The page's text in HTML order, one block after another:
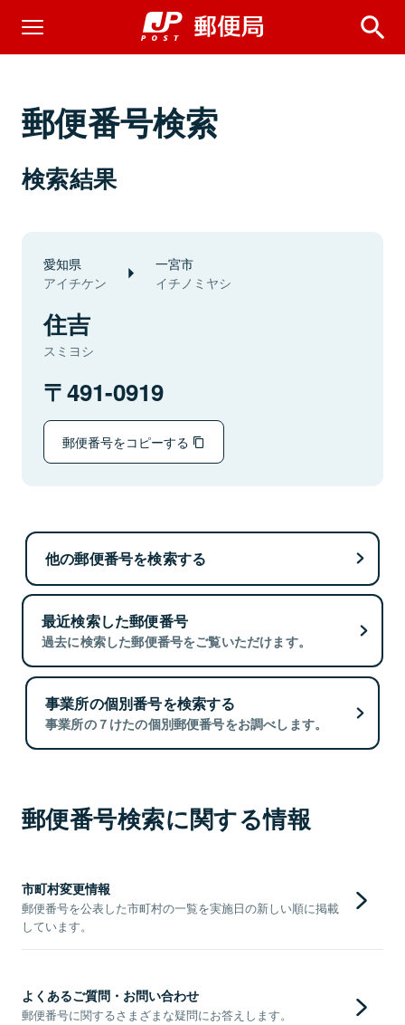
郵便番号検索
検索結果
愛知県
アイチケン
一宮市
イチノミヤシ
住吉
スミヨシ
491-0919
郵便番号をコピーする
他の郵便番号を検索する
最近検索した郵便番号
過去に検索した郵便番号をご覧いただけます。
事業所の個別番号を検索する
事業所の７けたの個別郵便番号をお調べします。
郵便番号検索に関する情報
市町村変更情報
郵便番号を公表した市町村の一覧を実施日の新しい順に掲載
しています。
よくあるご質問・お問い合わせ
郵便番号に関するさまざまな疑問にお答えします。